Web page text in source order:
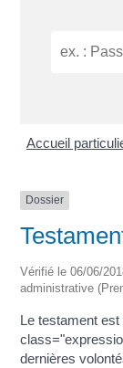
Accueil
Dossier
Vérifié le 06/06/
administrative
Le testament
dernières